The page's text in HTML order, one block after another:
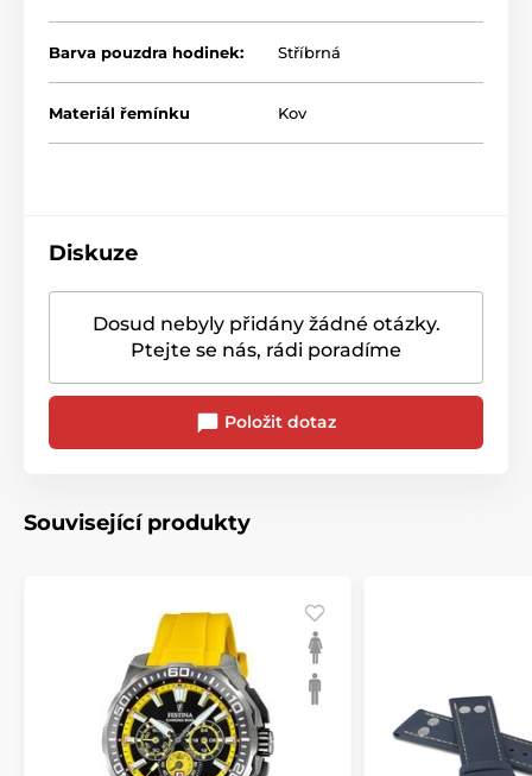
Barva pouzdra hodinek: Stříbrná
Materiál řemínku Kov
Diskuze
Dosud nebyly přidány žádné otázky.
Ptejte se nás, rádi poradíme
Položit dotaz
Související produkty